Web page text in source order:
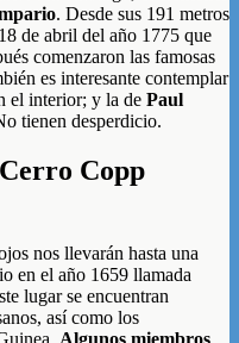
. Desde sus 191 metros
de abril del año 1775 que
comenzaron las famosas
es interesante contemplar
el interior; y la de Paul
tienen desperdicio.
Copp
nos llevarán hasta una
en el año 1659 llamada
lugar se encuentran
así como los